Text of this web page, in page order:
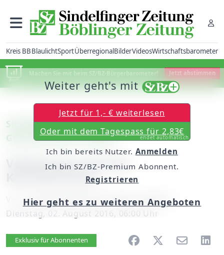
Kreis BBBlaulichtSportÜberregionalBilderVideosWirtschaftsbarometer
Machen Sie mit beim SZ/BZ-Bürgerbarometer! Jetzt abstimmen
Sindelfingen: Tilmann Jäger und Uli
Gutscher beim „Zwerg“
Volksmund, Kirche,
Künstlerhand
Vonunserem Mitarbeiter Bernd Heiden
Dienstag, 02. August 2016, 06:00 Uhr
Artikel vorlesen
Exklusiv für Abonnenten
Weiter geht's mit
Jetzt für 1,- € weiterlesen
Oder mit dem Tagespass für 2,83€
endet automatisch
Ich bin bereits Nutzer. Anmelden
Ich bin SZ/BZ-Premium Abonnent.
Registrieren
Hier geht es zu weiteren Angeboten